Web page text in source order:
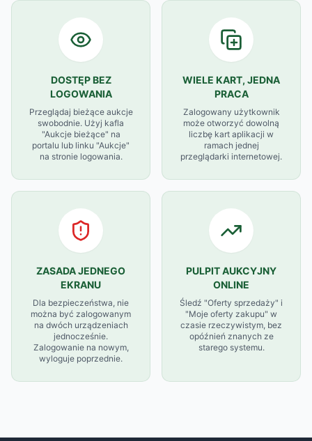
DOSTĘP BEZ
LOGOWANIA
Przeglądaj bieżące aukcje
swobodnie. Użyj kafla
"Aukcje bieżące" na
portalu lub linku "Aukcje"
na stronie logowania.
WIELE KART, JEDNA
PRACA
Zalogowany użytkownik
może otworzyć dowolną
liczbę kart aplikacji w
ramach jednej
przeglądarki internetowej.
ZASADA JEDNEGO
EKRANU
Dla bezpieczeństwa, nie
można być zalogowanym
na dwóch urządzeniach
jednocześnie.
Zalogowanie na nowym,
wyloguje poprzednie.
PULPIT AUKCYJNY
ONLINE
Śledź "Oferty sprzedaży" i
"Moje oferty zakupu" w
czasie rzeczywistym, bez
opóźnień znanych ze
starego systemu.